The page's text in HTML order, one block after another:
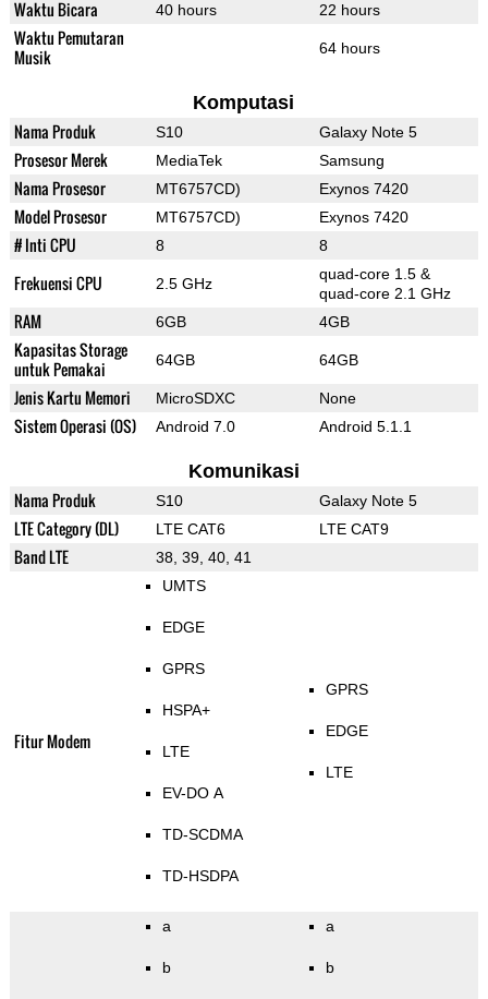
Waktu Bicara 40 hours 22 hours
Waktu Pemutaran
Musik
64 hours
Komputasi
Nama Produk S10 Galaxy Note 5
Prosesor Merek MediaTek Samsung
Nama Prosesor MT6757CD) Exynos 7420
Model Prosesor MT6757CD) Exynos 7420
# Inti CPU 8 8
Frekuensi CPU 2.5 GHz
quad-core 1.5 &
quad-core 2.1 GHz
RAM 6GB 4GB
Kapasitas Storage
untuk Pemakai
64GB 64GB
Jenis Kartu Memori MicroSDXC None
Sistem Operasi (OS) Android 7.0 Android 5.1.1
Komunikasi
Nama Produk S10 Galaxy Note 5
LTE Category (DL) LTE CAT6 LTE CAT9
Band LTE 38, 39, 40, 41
Fitur Modem
UMTS
EDGE
GPRS
HSPA+
LTE
EV-DO A
TD-SCDMA
TD-HSDPA
GPRS
EDGE
LTE
a
b
a
b